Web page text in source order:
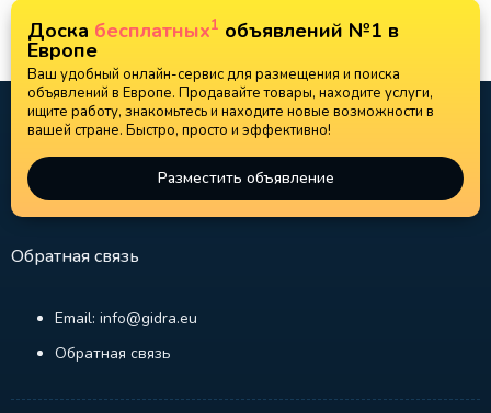
Доска бесплатных1 объявлений №1 в
Европе
Ваш удобный онлайн-сервис для размещения и поиска
объявлений в Европе. Продавайте товары, находите услуги,
ищите работу, знакомьтесь и находите новые возможности в
вашей стране. Быстро, просто и эффективно!
Разместить объявление
Обратная связь
Email: info@gidra.eu
Обратная связь